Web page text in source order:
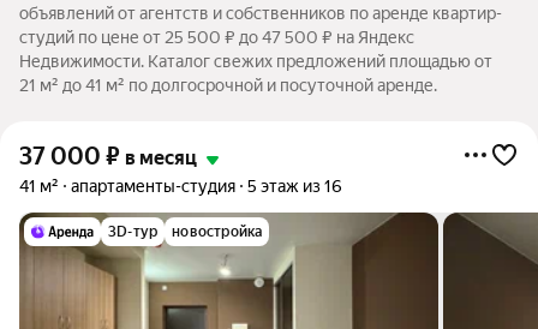
объявлений от агентств и собственников по аренде квартир-
студий по цене от 25 500 ₽ до 47 500 ₽ на Яндекс
Недвижимости. Каталог свежих предложений площадью от
21 м² до 41 м² по долгосрочной и посуточной аренде.
37 000 ₽ в месяц
41 м² апартаменты-студия 5 этаж из 16
3D-тур новостройка